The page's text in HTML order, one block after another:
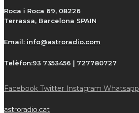
Roca i Roca 69, 08226
Terrassa, Barcelona SPAIN
Email: info@astroradio.com
Telèfon:93 7353456 | 727780727
Facebook Twitter Instagram Whatsapp
astroradio.cat